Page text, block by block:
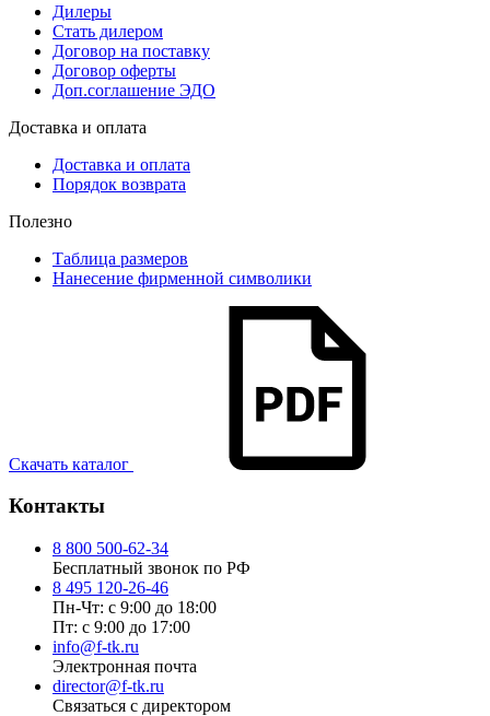
Дилеры
Стать дилером
Договор на поставку
Договор оферты
Доп.соглашение ЭДО
Доставка и оплата
Доставка и оплата
Порядок возврата
Полезно
Таблица размеров
Нанесение фирменной символики
Скачать каталог
Контакты
8 800 500-62-34
Бесплатный звонок по РФ
8 495 120-26-46
Пн-Чт: с 9:00 до 18:00
Пт: с 9:00 до 17:00
info@f-tk.ru
Электронная почта
director@f-tk.ru
Связаться с директором